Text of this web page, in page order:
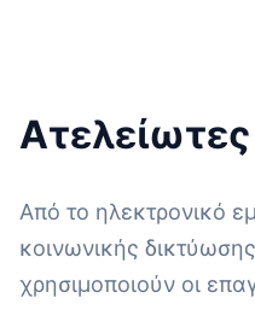
Από το ηλεκτρονικό
κοινωνικής
χρησιμοποιούν οι